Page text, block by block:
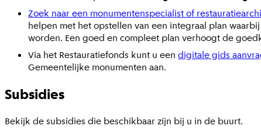
Zoek naar een monumentenspecialist of
helpen met het opstellen van een integraal plan
worden. Een goed en compleet plan verhoogt de
Via het Restauratiefonds kunt u een digitale gids
Gemeentelijke monumenten aan.
Subsidies
Bekijk de subsidies die beschikbaar zijn bij u in de buurt.